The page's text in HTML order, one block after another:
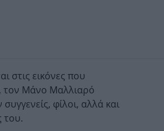
στις εικόνες που
τον Μάνο Μαλλιαρό
φίλοι, αλλά και
του.